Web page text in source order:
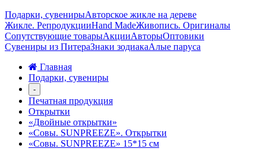
Подарки, сувенирыАвторское жикле на дереве
Жикле. РепродукцииHand MadeЖивопись. Оригиналы
Сопутствующие товарыАкцииАвторыОптовики
Сувениры из ПитераЗнаки зодиакаАлые паруса
Главная
Подарки, сувениры
-
Печатная продукция
Открытки
«Двойные открытки»
«Совы. SUNPREEZE». Открытки
«Совы. SUNPREEZE» 15*15 см